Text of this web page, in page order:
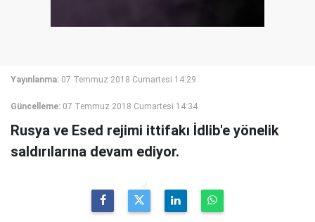
Yayınlanma: 07 Temmuz 2018 Cumartesi 14:29
Güncelleme: 07 Temmuz 2018 Cumartesi 14:34
Rusya ve Esed rejimi ittifakı İdlib'e yönelik
saldırılarına devam ediyor.